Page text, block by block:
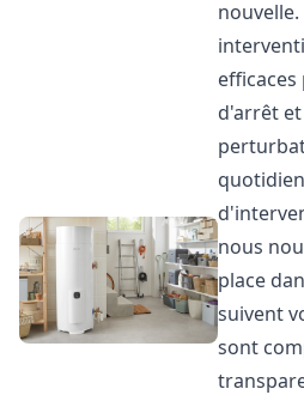
d'arrêt
nous
place
suivent
sont